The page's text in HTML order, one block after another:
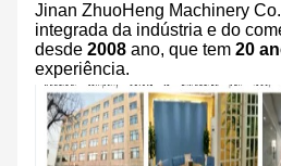
Jinan ZhuoHeng Machinery
integrada da indústria e do
desde 2008 ano, que tem 20
experiência.